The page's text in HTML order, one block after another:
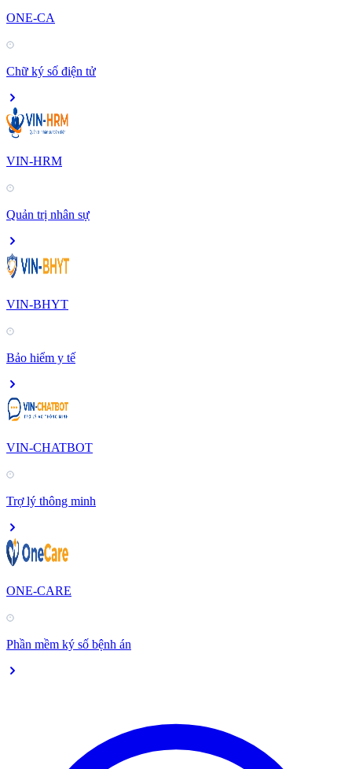
ONE-CA
Chữ ký số điện tử
VIN-HRM
Quản trị nhân sự
VIN-BHYT
Bảo hiểm y tế
VIN-CHATBOT
Trợ lý thông minh
ONE-CARE
Phần mềm ký số bệnh án